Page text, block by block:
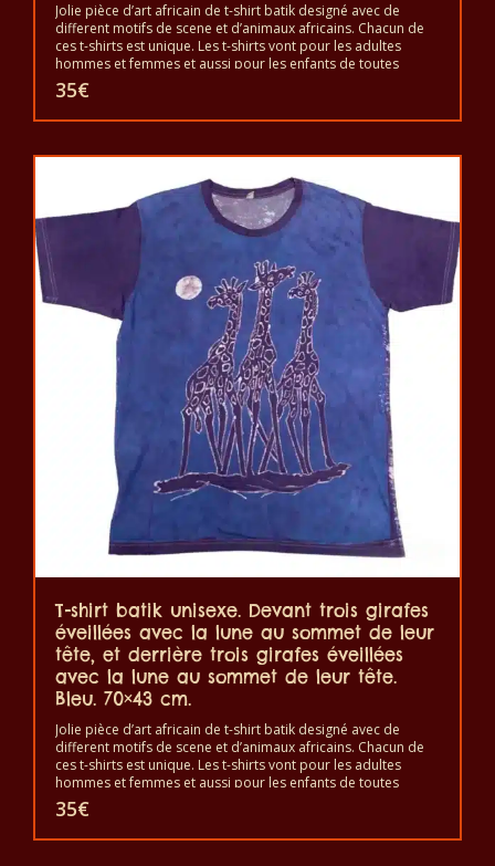
Jolie pièce d’art africain de t-shirt batik designé avec de
different motifs de scene et d’animaux africains. Chacun de
ces t-shirts est unique. Les t-shirts vont pour les adultes
hommes et femmes et aussi pour les enfants de toutes
tailles. Le t-shirt peut être lavé en machine à 40°C. Il ne fait
pas sortir de couleur. Les t-shirts sont 100% coton.
35€
T-shirt batik unisexe. Devant trois girafes
éveillées avec la lune au sommet de leur
tête, et derrière trois girafes éveillées
avec la lune au sommet de leur tête.
Bleu. 70×43 cm.
Jolie pièce d’art africain de t-shirt batik designé avec de
different motifs de scene et d’animaux africains. Chacun de
ces t-shirts est unique. Les t-shirts vont pour les adultes
hommes et femmes et aussi pour les enfants de toutes
tailles. Le t-shirt peut être lavé en machine à 40°C. Il ne fait
pas sortir de couleur. Les t-shirts sont 100% coton.
35€